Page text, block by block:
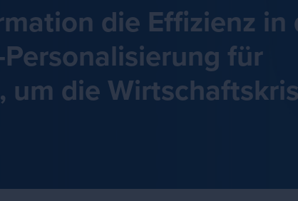
die Effizienz in
für
die